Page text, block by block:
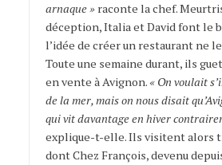
arnaque »raconte la chef.
déception, Italia et David font le
l’idée de créer un restaurant ne
Toute une semaine durant, ils
en vente à Avignon. « On voulait
de la mer, mais on nous disait
qui vit davantage en hiver
explique-t-elle. Ils visitent alors
dont Chez François, devenu